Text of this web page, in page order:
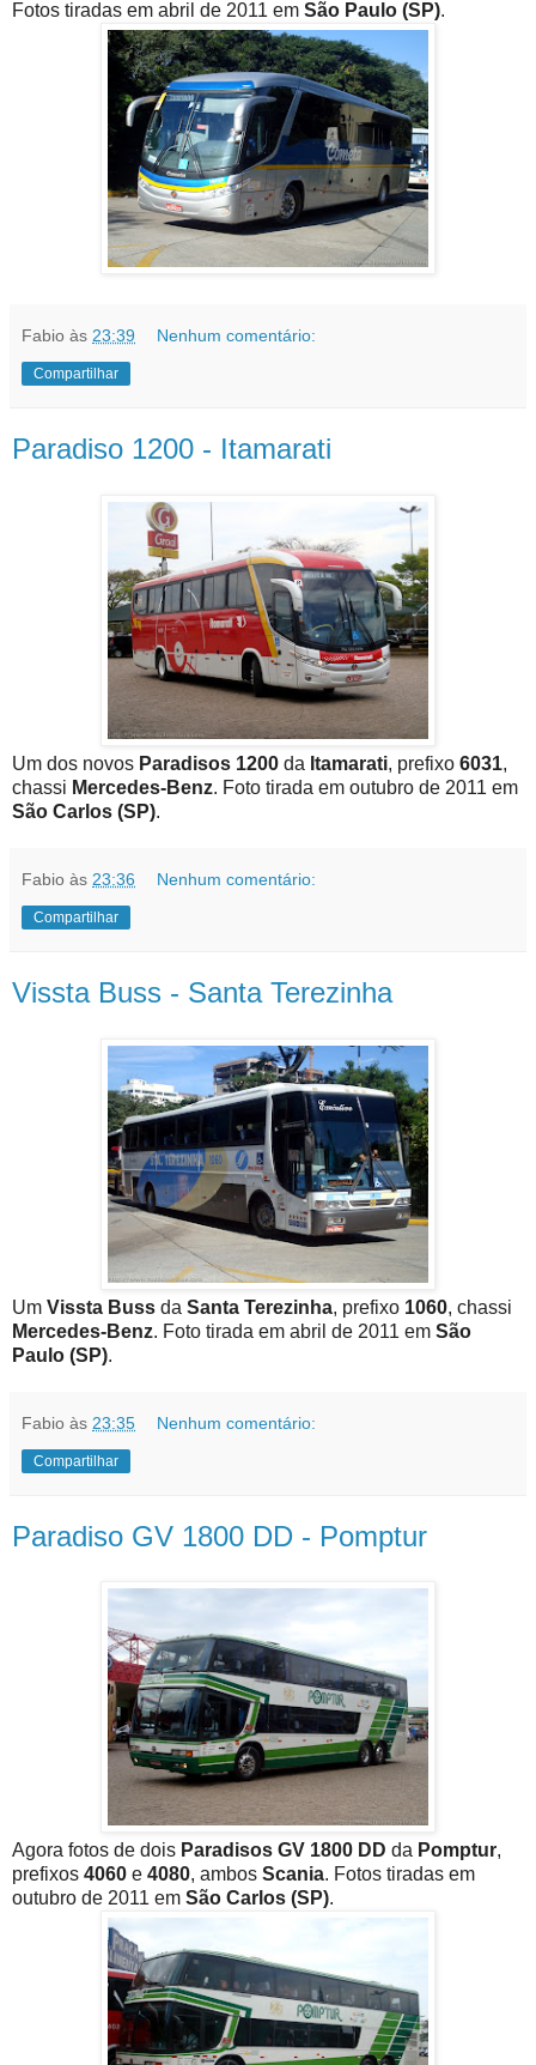
Fotos tiradas em abril de 2011 em São Paulo (SP).
Fabio às 23:39 Nenhum comentário:
Compartilhar
Paradiso 1200 - Itamarati
Um dos novos Paradisos 1200 da Itamarati, prefixo 6031,
chassi Mercedes-Benz. Foto tirada em outubro de 2011 em
São Carlos (SP).
Fabio às 23:36 Nenhum comentário:
Compartilhar
Vissta Buss - Santa Terezinha
Um Vissta Buss da Santa Terezinha, prefixo 1060, chassi
Mercedes-Benz. Foto tirada em abril de 2011 em São
Paulo (SP).
Fabio às 23:35 Nenhum comentário:
Compartilhar
Paradiso GV 1800 DD - Pomptur
Agora fotos de dois Paradisos GV 1800 DD da Pomptur,
prefixos 4060 e 4080, ambos Scania. Fotos tiradas em
outubro de 2011 em São Carlos (SP).